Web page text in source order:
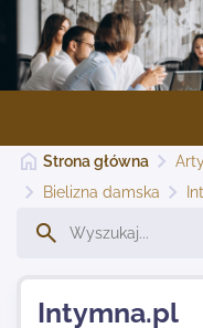
Strona główna
Dodaj stronę
Najnowsze
Strona główna
Bielizna damska
Intymna.pl